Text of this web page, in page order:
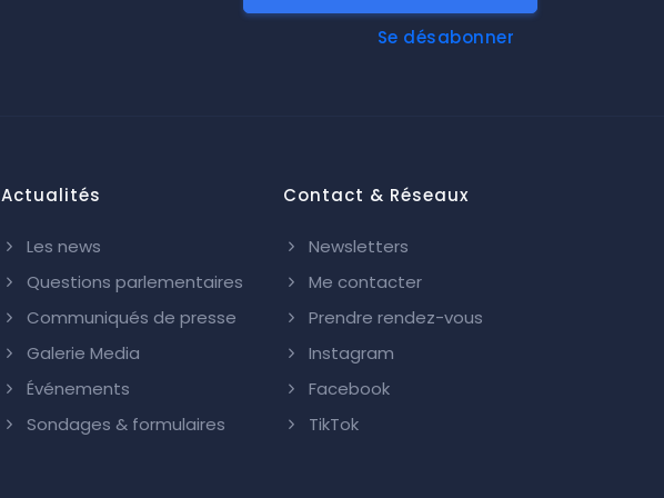
Se désabonner
Actualités
Les news
Questions parlementaires
Communiqués de presse
Galerie Media
Événements
Sondages & formulaires
Contact & Réseaux
Newsletters
Me contacter
Prendre rendez-vous
Instagram
Facebook
TikTok